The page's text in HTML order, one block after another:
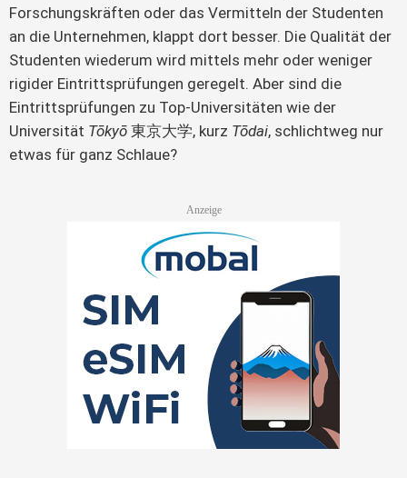
Forschungskräften oder das Vermitteln der Studenten
an die Unternehmen, klappt dort besser. Die Qualität der
Studenten wiederum wird mittels mehr oder weniger
rigider Eintrittsprüfungen geregelt. Aber sind die
Eintrittsprüfungen zu Top-Universitäten wie der
Universität Tōkyō 東京大学, kurz Tōdai, schlichtweg nur
etwas für ganz Schlaue?